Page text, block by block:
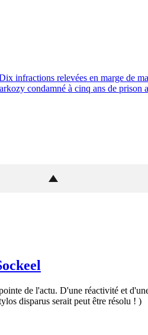
infractions relevées en marge de
condamné à cinq ans de prison
de l'actu. D'une réactivité et
disparus serait peut être résolu ! )